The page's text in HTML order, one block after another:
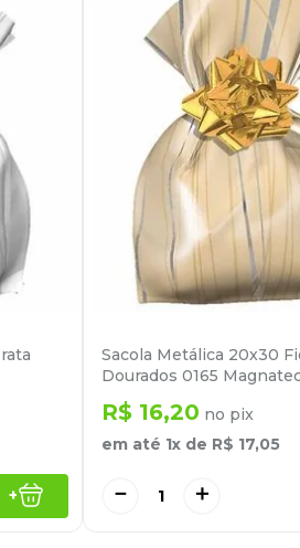
+
Sacola Metálica 20x30
Dourados 0165
R$ 16,20 no pix
em até 1x de R$ 17,05
＋
－